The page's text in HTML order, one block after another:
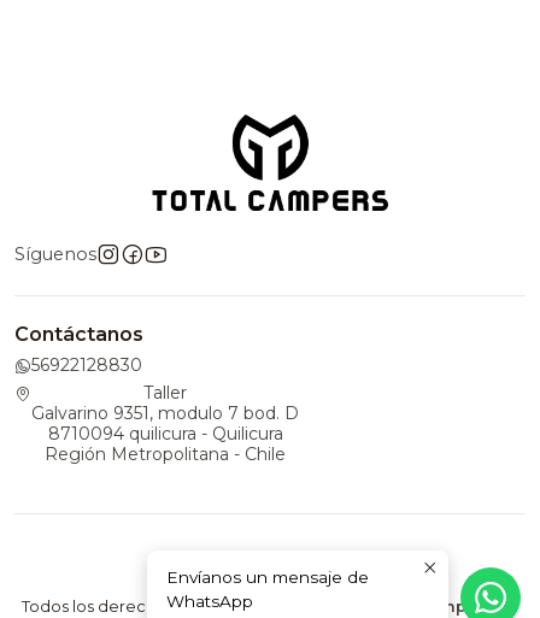
Síguenos
Contáctanos
56922128830
Taller
Galvarino 9351, modulo 7 bod. D
8710094 quilicura - Quilicura
Región Metropolitana - Chile
2026 TotalCampers.
Todos los derechos reservados.
Desarrollado por Jumpseller .
Envíanos un mensaje de
WhatsApp